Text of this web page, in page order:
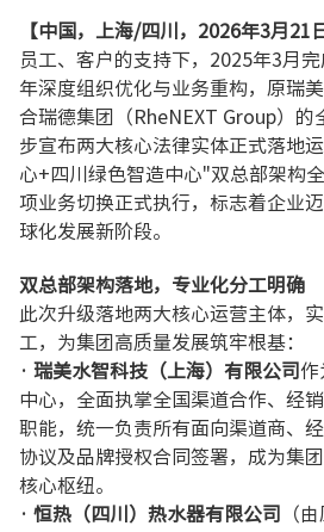
【中国，上海/四川，2026年3月21
员工、客户的支持下，2025年3月
年深度组织优化与业务重构，原瑞
合瑞德集团（RheNEXT Group）的
步宣布两大核心法律实体正式落地
心+四川绿色智造中心"双总部架构
项业务切换正式执行，标志着企业
球化发展新阶段。
双总部架构落地，专业化分工明确
此次升级落地两大核心运营主体，
工，为集团高质量发展筑牢根基：
· 瑞美水智科技（上海）有限公司作
中心，全面执掌全国渠道合作、经
职能，统一负责所有面向渠道商、
协议及品牌授权合同签署，成为集
核心枢纽。
· 恒热（四川）热水器有限公司
（